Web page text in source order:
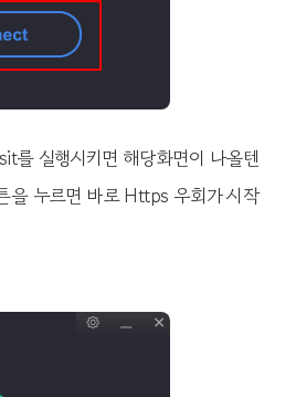
를 실행시키면 해당화면이 나올텐
을 누르면 바로 Https 우회가 시작